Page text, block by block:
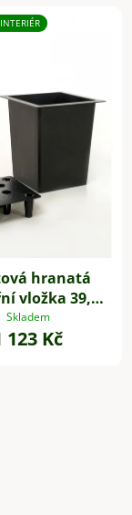
hranatá
vložka 39,
cm, se
setem,
Skladem
123 Kč